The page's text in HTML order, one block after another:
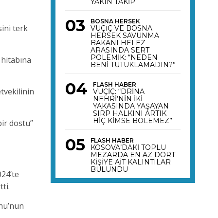
terk
dostu”
BOSNA HERSEK
VUÇİÇ VE BOSNA
HERSEK SAVUNMA
BAKANI HELEZ
ARASINDA SERT
POLEMİK: “NEDEN
BENİ TUTUKLAMADIN?”
FLASH HABER
VUÇİÇ: “DRİNA
NEHRİ’NİN İKİ
YAKASINDA YAŞAYAN
SIRP HALKINI ARTIK
HİÇ KİMSE BÖLEMEZ”
FLASH HABER
KOSOVA’DAKİ TOPLU
MEZARDA EN AZ DÖRT
KİŞİYE AİT KALINTILAR
BULUNDU